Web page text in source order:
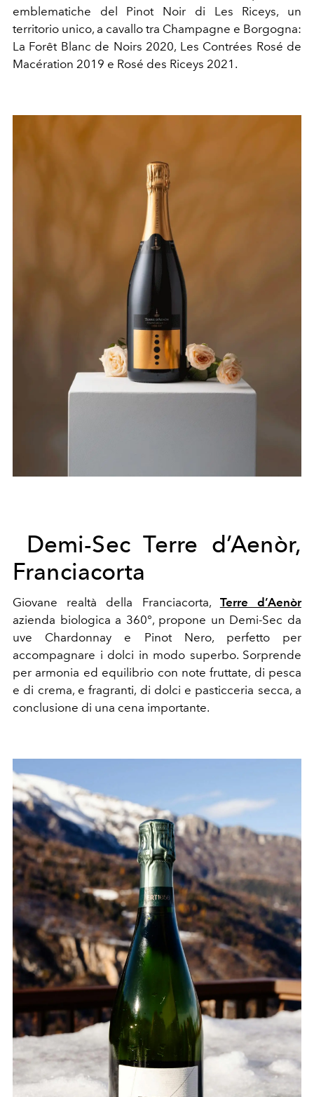
emblematiche del Pinot Noir di Les Riceys, un
territorio unico, a cavallo tra Champagne e Borgogna:
La Forêt Blanc de Noirs 2020, Les Contrées Rosé de
Macération 2019 e Rosé des Riceys 2021.
Demi-Sec Terre d’Aenòr,
Franciacorta
Giovane realtà della Franciacorta, Terre d’Aenòr
azienda biologica a 360°, propone un Demi-Sec da
uve Chardonnay e Pinot Nero, perfetto per
accompagnare i dolci in modo superbo. Sorprende
per armonia ed equilibrio con note fruttate, di pesca
e di crema, e fragranti, di dolci e pasticceria secca, a
conclusione di una cena importante.